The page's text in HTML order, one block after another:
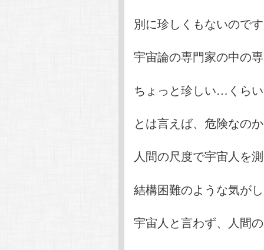
別に珍しくもないので
宇宙論の専門家の中の
ちょっと珍しい…くら
とは言えば、危険なの
人間の尺度で宇宙人を
結構困難のような気が
宇宙人と言わず、人間